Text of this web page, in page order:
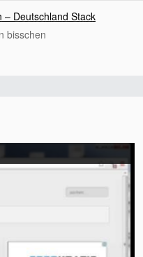
– Deutschland Stack
bisschen